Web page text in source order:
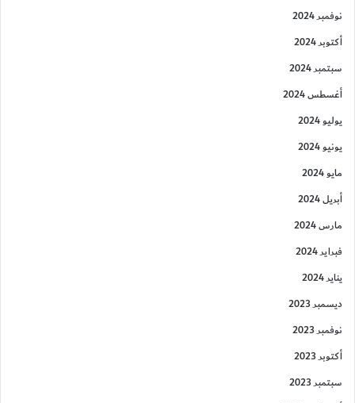
نوفمبر 2024
أكتوبر 2024
سبتمبر 2024
أغسطس 2024
يوليو 2024
يونيو 2024
مايو 2024
أبريل 2024
مارس 2024
فبراير 2024
يناير 2024
ديسمبر 2023
نوفمبر 2023
أكتوبر 2023
سبتمبر 2023